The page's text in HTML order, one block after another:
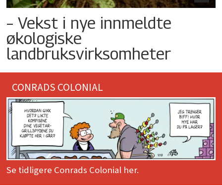
– Vekst i nye innmeldte
økologiske
landbruksvirksomheter
CONRADS COLONIAL
Se tidligere Conrads Colonial her.